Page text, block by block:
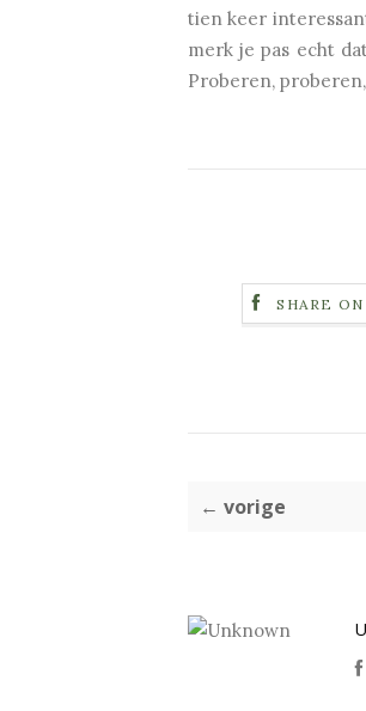
tien keer
merk je pas echt
Proberen,
SHARE
← vorige